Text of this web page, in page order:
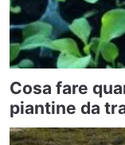
Cosa fare
piantine da